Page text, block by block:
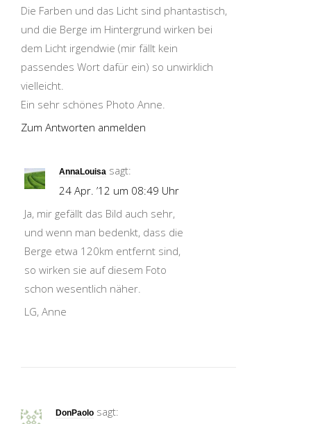
Die Farben und das Licht sind phantastisch,
und die Berge im Hintergrund wirken bei
dem Licht irgendwie (mir fällt kein
passendes Wort dafür ein) so unwirklich
vielleicht.
Ein sehr schönes Photo Anne.
Zum Antworten anmelden
AnnaLouisa sagt:
24 Apr. ’12 um 08:49 Uhr
Ja, mir gefällt das Bild auch sehr,
und wenn man bedenkt, dass die
Berge etwa 120km entfernt sind,
so wirken sie auf diesem Foto
schon wesentlich näher.
LG, Anne
DonPaolo sagt: